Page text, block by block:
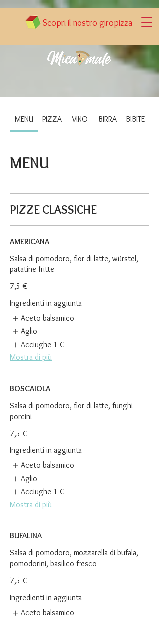
Scopri il nostro giropizza
MENU PIZZA VINO BIRRA BIBITE
MENU
PIZZE CLASSICHE
AMERICANA
Salsa di pomodoro, fior di latte, würstel,
patatine fritte
7,5 €
Ingredienti in aggiunta
Aceto balsamico
Aglio
Acciughe 1 €
Mostra di più
BOSCAIOLA
Salsa di pomodoro, fior di latte, funghi
porcini
7,5 €
Ingredienti in aggiunta
Aceto balsamico
Aglio
Acciughe 1 €
Mostra di più
BUFALINA
Salsa di pomodoro, mozzarella di bufala,
pomodorini, basilico fresco
7,5 €
Ingredienti in aggiunta
Aceto balsamico